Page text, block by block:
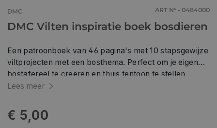
DMC ART N° - 0484000
DMC Vilten inspiratie boek bosdieren
Een patroonboek van 46 pagina's met 10 stapsgewijze
viltprojecten met een bosthema. Perfect om je eigen
bostafereel te creëren en thuis tentoon te stellen.
Lees meer
€ 5,00